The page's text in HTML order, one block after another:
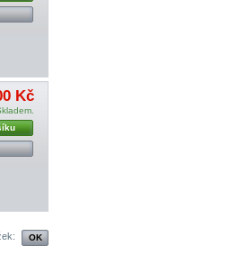
Kč